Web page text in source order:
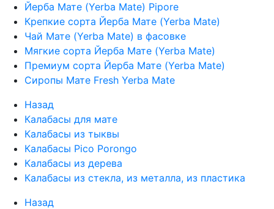
Йерба Мате (Yerba Mate) Pipore
Крепкие сорта Йерба Мате (Yerba Mate)
Чай Мате (Yerba Mate) в фасовке
Мягкие сорта Йерба Мате (Yerba Mate)
Премиум сорта Йерба Мате (Yerba Mate)
Сиропы Мате Fresh Yerba Mate
Назад
Калабасы для мате
Калабасы из тыквы
Калабасы Pico Porongo
Калабасы из дерева
Калабасы из стекла, из металла, из пластика
Назад